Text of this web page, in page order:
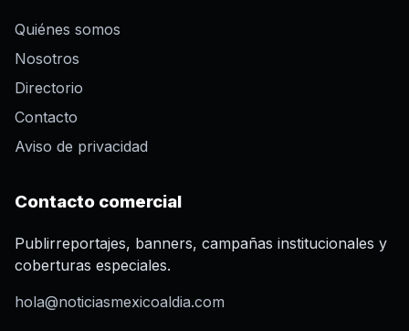
Quiénes somos
Nosotros
Directorio
Contacto
Aviso de privacidad
Contacto comercial
Publirreportajes, banners, campañas institucionales y
coberturas especiales.
hola@noticiasmexicoaldia.com